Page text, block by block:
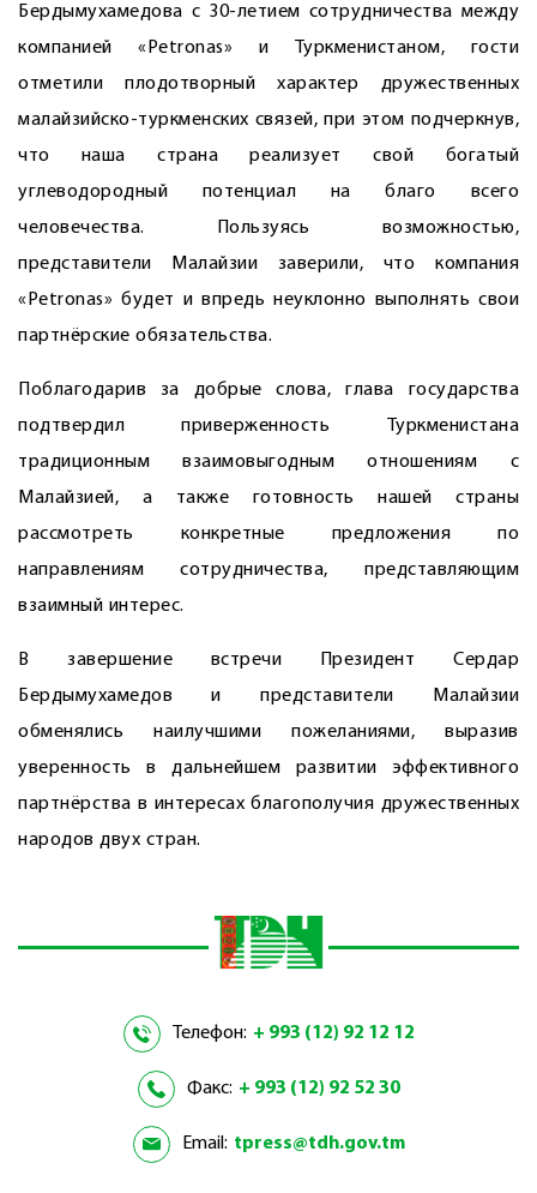
Бердымухамедова с 30-летием сотрудничества между
компанией «Petronas» и Туркменистаном, гости
отметили плодотворный характер дружественных
малайзийско-туркменских связей, при этом подчеркнув,
что наша страна реализует свой богатый
углеводородный потенциал на благо всего
человечества. Пользуясь возможностью,
представители Малайзии заверили, что компания
«Petronas» будет и впредь неуклонно выполнять свои
партнёрские обязательства.
Поблагодарив за добрые слова, глава государства
подтвердил приверженность Туркменистана
традиционным взаимовыгодным отношениям с
Малайзией, а также готовность нашей страны
рассмотреть конкретные предложения по
направлениям сотрудничества, представляющим
взаимный интерес.
В завершение встречи Президент Сердар
Бердымухамедов и представители Малайзии
обменялись наилучшими пожеланиями, выразив
уверенность в дальнейшем развитии эффективного
партнёрства в интересах благополучия дружественных
народов двух стран.
Телефон: + 993 (12) 92 12 12
Факс: + 993 (12) 92 52 30
Email: tpress@tdh.gov.tm